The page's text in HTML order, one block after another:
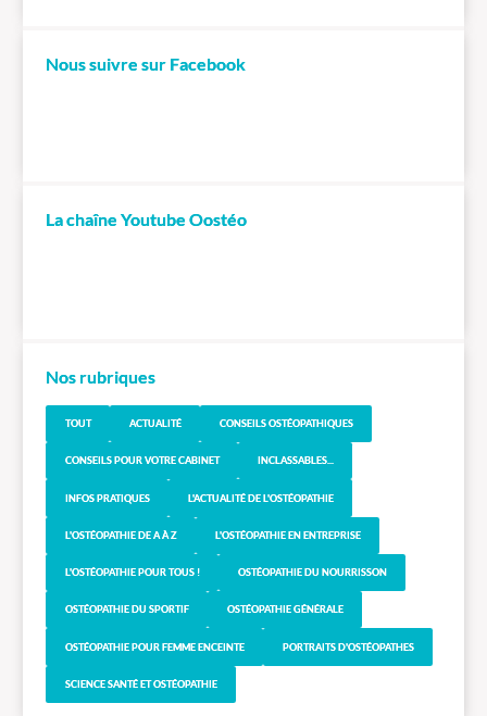
Nous suivre sur Facebook
La chaîne Youtube Oostéo
Nos rubriques
TOUT ACTUALITÉ CONSEILS OSTÉOPATHIQUES
CONSEILS POUR VOTRE CABINET INCLASSABLES...
INFOS PRATIQUES L'ACTUALITÉ DE L'OSTÉOPATHIE
L'OSTÉOPATHIE DE A À Z L'OSTÉOPATHIE EN ENTREPRISE
L'OSTÉOPATHIE POUR TOUS ! OSTÉOPATHIE DU NOURRISSON
OSTÉOPATHIE DU SPORTIF OSTÉOPATHIE GÉNÉRALE
OSTÉOPATHIE POUR FEMME ENCEINTE PORTRAITS D'OSTÉOPATHES
SCIENCE SANTÉ ET OSTÉOPATHIE